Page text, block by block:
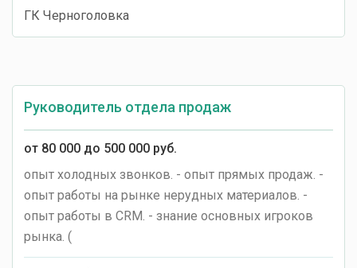
ГК Черноголовка
Руководитель отдела продаж
от 80 000 до 500 000 руб.
опыт холодных звонков. - опыт прямых продаж. -
опыт работы на рынке нерудных материалов. -
опыт работы в CRM. - знание основных игроков
рынка. (